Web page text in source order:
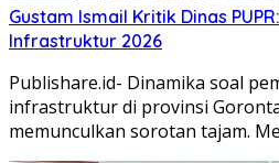
Gustam Ismail Kritik Dinas
Infrastruktur 2026
Publishare.id- Dinamika soal
infrastruktur di provinsi
memunculkan sorotan tajam.